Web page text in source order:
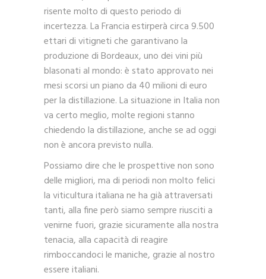
risente molto di questo periodo di
incertezza. La Francia estirperà circa 9.500
ettari di vitigneti che garantivano la
produzione di Bordeaux, uno dei vini più
blasonati al mondo: è stato approvato nei
mesi scorsi un piano da 40 milioni di euro
per la distillazione. La situazione in Italia non
va certo meglio, molte regioni stanno
chiedendo la distillazione, anche se ad oggi
non è ancora previsto nulla.
Possiamo dire che le prospettive non sono
delle migliori, ma di periodi non molto felici
la viticultura italiana ne ha già attraversati
tanti, alla fine però siamo sempre riusciti a
venirne fuori, grazie sicuramente alla nostra
tenacia, alla capacità di reagire
rimboccandoci le maniche, grazie al nostro
essere italiani.